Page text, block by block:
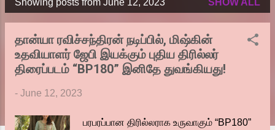
P
Showing posts from June 12, 2023 SHOW ALL
தான்யா ரவிச்சந்திரன் நடிப்பில், மிஷ்கின்
உதவியாளர் ஜேபி இயக்கும் புதிய திரில்லர்
திரைப்படம் “BP180” இனிதே துவங்கியது!
- June 12, 2023
பரபரப்பான திரில்லராக உருவாகும் “BP180”